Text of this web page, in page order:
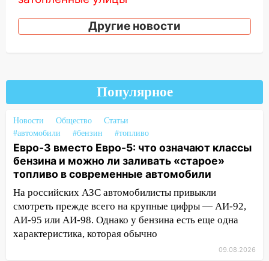
14:28 Ураган вырвал остановку на улице
Деева в Заволжье
дождавшись коммунальщиков
14:16 Шторм продолжает ломать город:
на улице Любови Шевцовой рухнул
светофор
14:14
Студента из Ульяновска обманули
мошенники под видом преподавателя
14:12 Куда жаловаться ульяновцам на
упавшее дерево или затопленную улицу
после непогоды
13:59 В Новом городе ураганным
Другие новости
Популярное
Новости Общество
Статьи
#автомобили
#бензин #топливо
Евро-3 вместо Евро-5: что означают классы
бензина и можно ли заливать «старое»
топливо в современные автомобили
На российских АЗС автомобилисты привыкли
смотреть прежде всего на крупные цифры — АИ-92,
АИ-95 или АИ-98. Однако у бензина есть еще одна
характеристика, которая обычно
09.08.2026